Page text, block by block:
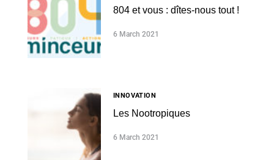
804 et vous : dîtes-nous tout !
6 March 2021
INNOVATION
Les Nootropiques
6 March 2021